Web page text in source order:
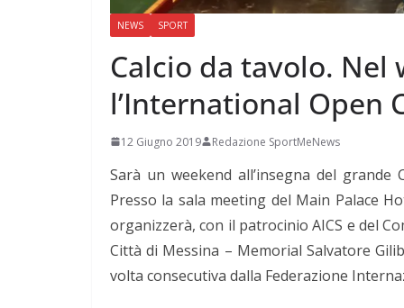
NEWS SPORT
Calcio da tavolo.
l’International Open
12 Giugno 2019 Redazione SportMeNews
Sarà un weekend all’insegna del
Presso la sala meeting del Main Palace
organizzerà, con il patrocinio AICS e del
Città di Messina – Memorial Salvatore
volta consecutiva dalla Federazione